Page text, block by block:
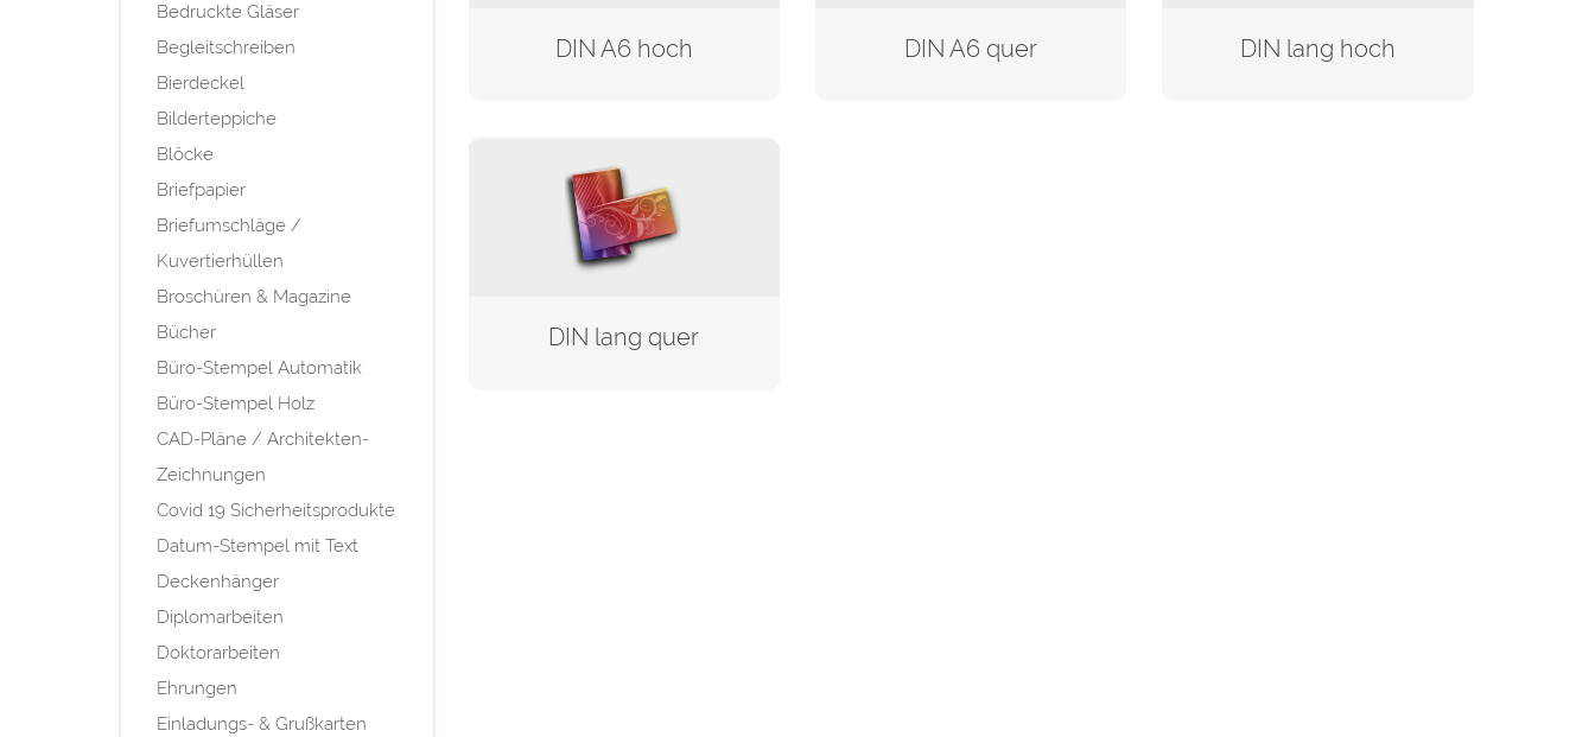
Bedruckte Gläser
Begleitschreiben
Bierdeckel
Bilderteppiche
Blöcke
Briefpapier
Briefumschläge /
Kuvertierhüllen
Broschüren & Magazine
Bücher
Büro-Stempel Automatik
Büro-Stempel Holz
CAD-Pläne / Architekten-
Zeichnungen
Covid 19 Sicherheitsprodukte
Datum-Stempel mit Text
Deckenhänger
Diplomarbeiten
Doktorarbeiten
Ehrungen
Einladungs- & Grußkarten
DIN A6 hoch DIN A6 quer DIN lang hoch
DIN lang quer